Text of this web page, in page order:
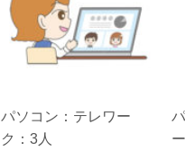
パソコン：テレワー
ク：3人